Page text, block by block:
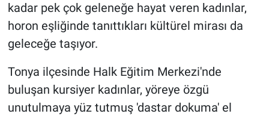
kadar pek çok geleneğe hayat veren kadınlar,
horon eşliğinde tanıttıkları kültürel mirası da
geleceğe taşıyor.
Tonya ilçesinde Halk Eğitim Merkezi'nde
buluşan kursiyer kadınlar, yöreye özgü
unutulmaya yüz tutmuş 'dastar dokuma' el